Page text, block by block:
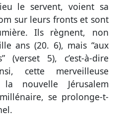
le servent, voient sa
sur leurs fronts et sont
Ils règnent, non
ans (20. 6), mais “aux
(verset 5), c’est-à-dire
cette merveilleuse
nouvelle Jérusalem
se prolonge-t-